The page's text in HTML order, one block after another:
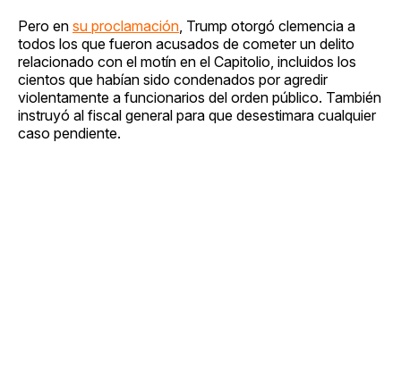
Pero en su proclamación , Trump otorgó clemencia a
todos los que fueron acusados de cometer un delito
relacionado con el motín en el Capitolio, incluidos los
cientos que habían sido condenados por agredir
violentamente a funcionarios del orden público. También
instruyó al fiscal general para que desestimara cualquier
caso pendiente.